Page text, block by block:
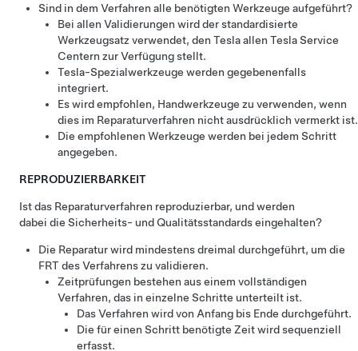
Sind in dem Verfahren alle benötigten Werkzeuge aufgeführt?
Bei allen Validierungen wird der standardisierte
Werkzeugsatz verwendet, den Tesla allen Tesla Service
Centern zur Verfügung stellt.
Tesla-Spezialwerkzeuge werden gegebenenfalls
integriert.
Es wird empfohlen, Handwerkzeuge zu verwenden, wenn
dies im Reparaturverfahren nicht ausdrücklich vermerkt ist.
Die empfohlenen Werkzeuge werden bei jedem Schritt
angegeben.
REPRODUZIERBARKEIT
Ist das Reparaturverfahren reproduzierbar, und werden
dabei die Sicherheits- und Qualitätsstandards eingehalten?
Die Reparatur wird mindestens dreimal durchgeführt, um die
FRT des Verfahrens zu validieren.
Zeitprüfungen bestehen aus einem vollständigen
Verfahren, das in einzelne Schritte unterteilt ist.
Das Verfahren wird von Anfang bis Ende durchgeführt.
Die für einen Schritt benötigte Zeit wird sequenziell
erfasst.